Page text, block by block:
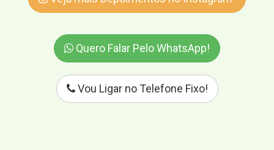
Quero Falar Pelo WhatsApp!
Vou Ligar no Telefone Fixo!